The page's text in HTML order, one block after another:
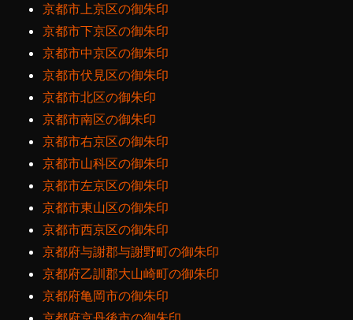
京都市上京区の御朱印
京都市下京区の御朱印
京都市中京区の御朱印
京都市伏見区の御朱印
京都市北区の御朱印
京都市南区の御朱印
京都市右京区の御朱印
京都市山科区の御朱印
京都市左京区の御朱印
京都市東山区の御朱印
京都市西京区の御朱印
京都府与謝郡与謝野町の御朱印
京都府乙訓郡大山崎町の御朱印
京都府亀岡市の御朱印